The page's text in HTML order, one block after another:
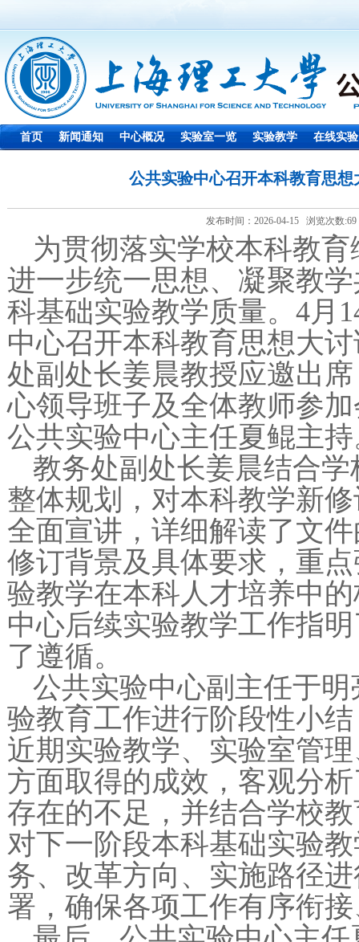
首页 新闻通知 中心概况 实验室一览 实验教学 在线实验
公共实验中心召开本科教育思想
发布时间：2026-04-15 浏览次数:69
为贯彻落实学校本科教
进一步统一思想、凝聚教
科基础实验教学质量。 4月
中心召开本科教育思想大
处副处长姜晨教授应邀出
心领导班子及全体教师参
公共实验中心主任夏鲲主
教务处副处长姜晨结合
整体规划，对本科教学新
全面宣讲，详细解读了文
修订背景及具体要求，重
验教学在本科人才培养中
中心后续实验教学工作指
了遵循。
公共实验中心副主任于
验教育工作进行阶段性小
近期实验教学、实验室管
方面取得的成效，客观分
存在的不足，并结合学校
对下一阶段本科基础实验
务、改革方向、实施路径
署，确保各项工作有序衔